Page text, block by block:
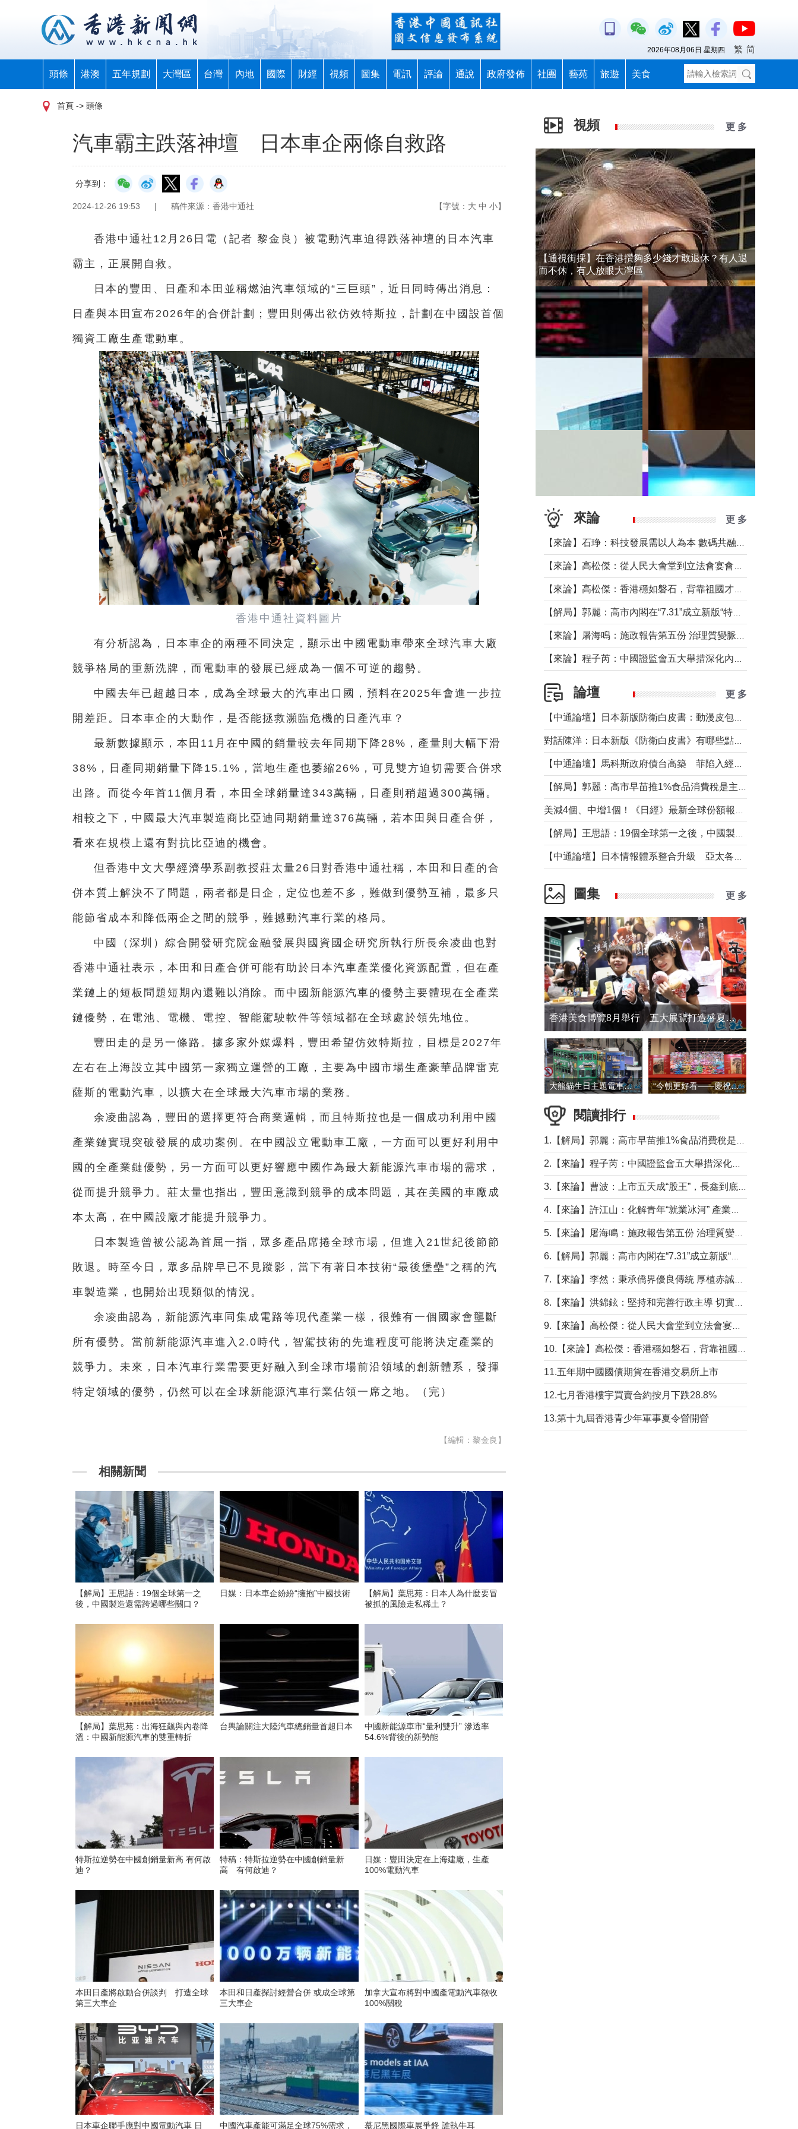
頭條 港澳 五年規劃 大灣區 台灣 內地 國際 財經 視頻 圖集 電訊 評論 通說 政府發佈 社團 藝苑 旅遊 美食
2026年08月06日 星期四 繁 简
首頁 -> 頭條
汽車霸主跌落神壇 日本車企兩條自救路
分享到：
2024-12-26 19:53 | 稿件來源：香港中通社 【字號： 大 中 小】
香港中通社12月26日電（記者 黎金良）被電動汽車迫得跌落神壇的日本汽車
霸主，正展開自救。
日本的豐田、日產和本田並稱燃油汽車領域的“三巨頭”，近日同時傳出消息：
日產與本田宣布2026年的合併計劃；豐田則傳出欲仿效特斯拉，計劃在中國設首個
獨資工廠生產電動車。
香港中通社資料圖片
有分析認為，日本車企的兩種不同決定，顯示出中國電動車帶來全球汽車大廠
競爭格局的重新洗牌，而電動車的發展已經成為一個不可逆的趨勢。
中國去年已超越日本，成為全球最大的汽車出口國，預料在2025年會進一步拉
開差距。日本車企的大動作，是否能拯救瀕臨危機的日產汽車？
最新數據顯示，本田11月在中國的銷量較去年同期下降28%，產量則大幅下滑
38%，日產同期銷量下降15.1%，當地生產也萎縮26%，可見雙方迫切需要合併求
出路。而從今年首11個月看，本田全球銷量達343萬輛，日產則稍超過300萬輛。
相較之下，中國最大汽車製造商比亞迪同期銷量達376萬輛，若本田與日產合併，
看來在規模上還有對抗比亞迪的機會。
但香港中文大學經濟學系副教授莊太量26日對香港中通社稱，本田和日產的合
併本質上解決不了問題，兩者都是日企，定位也差不多，難做到優勢互補，最多只
能節省成本和降低兩企之間的競爭，難撼動汽車行業的格局。
中國（深圳）綜合開發研究院金融發展與國資國企研究所執行所長余凌曲也對
香港中通社表示，本田和日產合併可能有助於日本汽車產業優化資源配置，但在產
業鏈上的短板問題短期內還難以消除。而中國新能源汽車的優勢主要體現在全產業
鏈優勢，在電池、電機、電控、智能駕駛軟件等領域都在全球處於領先地位。
豐田走的是另一條路。據多家外媒爆料，豐田希望仿效特斯拉，目標是2027年
左右在上海設立其中國第一家獨立運營的工廠，主要為中國市場生產豪華品牌雷克
薩斯的電動汽車，以擴大在全球最大汽車市場的業務。
余凌曲認為，豐田的選擇更符合商業邏輯，而且特斯拉也是一個成功利用中國
產業鏈實現突破發展的成功案例。在中國設立電動車工廠，一方面可以更好利用中
國的全產業鏈優勢，另一方面可以更好響應中國作為最大新能源汽車市場的需求，
從而提升競爭力。莊太量也指出，豐田意識到競爭的成本問題，其在美國的車廠成
本太高，在中國設廠才能提升競爭力。
日本製造曾被公認為首屈一指，眾多產品席捲全球市場，但進入21世紀後節節
敗退。時至今日，眾多品牌早已不見蹤影，當下有著日本技術“最後堡壘”之稱的汽
車製造業，也開始出現類似的情況。
余凌曲認為，新能源汽車同集成電路等現代產業一樣，很難有一個國家會壟斷
所有優勢。當前新能源汽車進入2.0時代，智駕技術的先進程度可能將決定產業的
競爭力。未來，日本汽車行業需要更好融入到全球市場前沿領域的創新體系，發揮
特定領域的優勢，仍然可以在全球新能源汽車行業佔領一席之地。（完）
【編輯：黎金良】
相關新聞
【解局】王思語：19個全球第一之
後，中國製造還需跨過哪些關口？
日媒：日本車企紛紛“擁抱”中國技術
【解局】葉思苑：日本人為什麼要冒
被抓的風險走私稀土？
【解局】葉思苑：出海狂飆與內卷降
溫：中國新能源汽車的雙重轉折
台輿論關注大陸汽車總銷量首超日本
中國新能源車市“量利雙升” 滲透率
54.6%背後的新勢能
特斯拉逆勢在中國創銷量新高 有何啟
迪？
特稿：特斯拉逆勢在中國創銷量新
高 有何啟迪？
日媒：豐田決定在上海建廠，生產
100%電動汽車
本田日產將啟動合併談判 打造全球
第三大車企
本田和日產探討經營合併 或成全球第
三大車企
加拿大宣布將對中國產電動汽車徵收
100%關稅
日本車企聯手應對中國電動汽車 日 中國汽車產能可滿足全球75%需求， 慕尼黑國際車展爭鋒 誰執牛耳
視頻 更 多
【通視街採】在香港攢夠多少錢才敢退休？有人退
而不休，有人放眼大灣區
來論 更 多
論壇 更 多
圖集 更 多
香港美食博覽8月舉行 五大展覽打造盛夏嘉年華
大熊貓生日主題電車在香港島行駛 “今朝更好看——慶祝中國共產黨成立105周年名家作品展”6日起舉行
閱讀排行
11.五年期中國國債期貨在香港交易所上市
12.七月香港樓宇買賣合約按月下跌28.8%
13.第十九屆香港青少年軍事夏令營開營